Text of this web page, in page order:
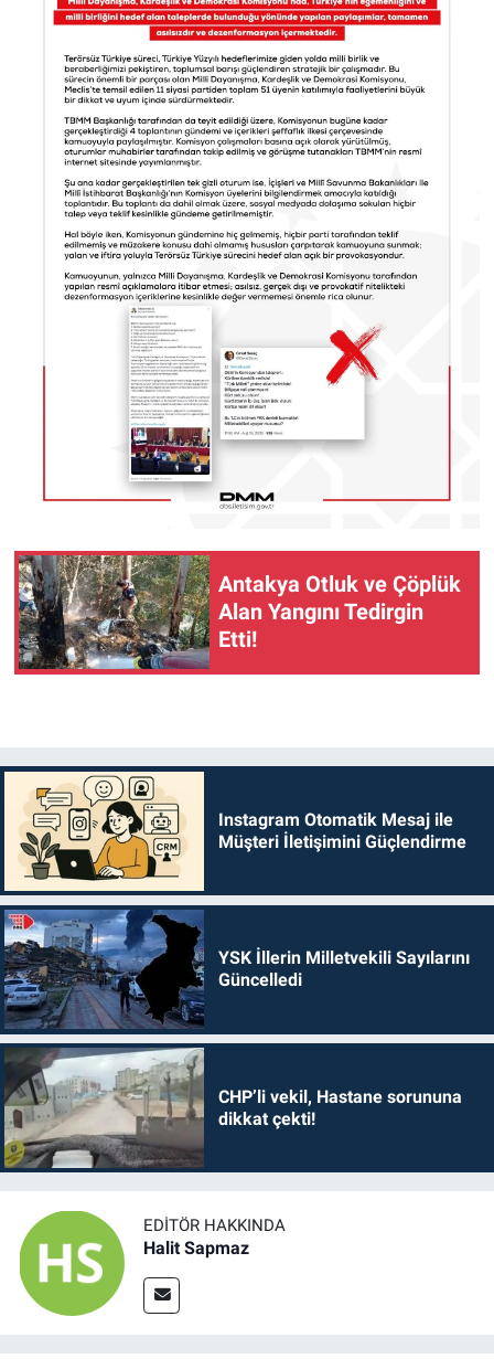
Antakya Otluk ve Çöplük
Alan Yangını Tedirgin
Etti!
Instagram Otomatik Mesaj ile
Müşteri İletişimini Güçlendirme
YSK İllerin Milletvekili Sayılarını
Güncelledi
CHP’li vekil, Hastane sorununa
dikkat çekti!
EDITÖR HAKKINDA
Halit Sapmaz